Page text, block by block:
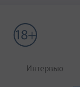
Интервью